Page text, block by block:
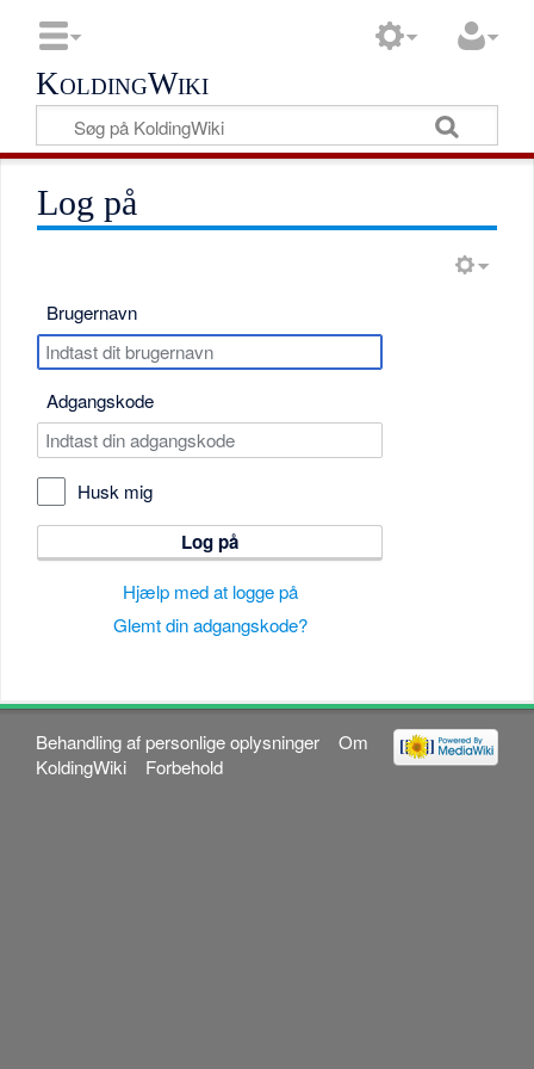
KoldingWiki
Log på
Brugernavn
Adgangskode
Husk mig
Log på
Hjælp med at logge på
Glemt din adgangskode?
Behandling af personlige oplysninger
Om
KoldingWiki
Forbehold